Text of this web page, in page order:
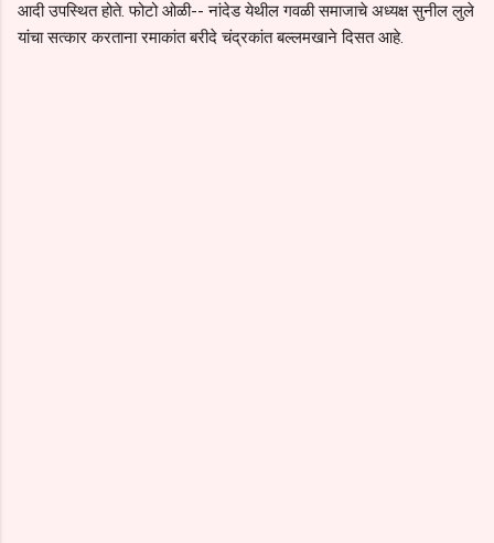
आदी उपस्थित होते. फोटो ओळी-- नांदेड येथील गवळी समाजाचे अध्यक्ष सुनील लुले
यांचा सत्कार करताना रमाकांत बरीदे चंद्रकांत बल्लमखाने दिसत आहे.